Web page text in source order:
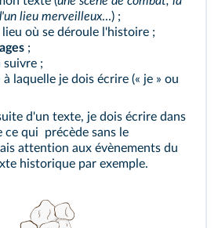
lieu merveilleux...) ;
lieu où se déroule l'histoire ;
;
suivre ;
à laquelle je dois écrire (« je » ou
d'un texte, je dois écrire dans
ce qui précède sans le
attention aux évènements du
historique par exemple.